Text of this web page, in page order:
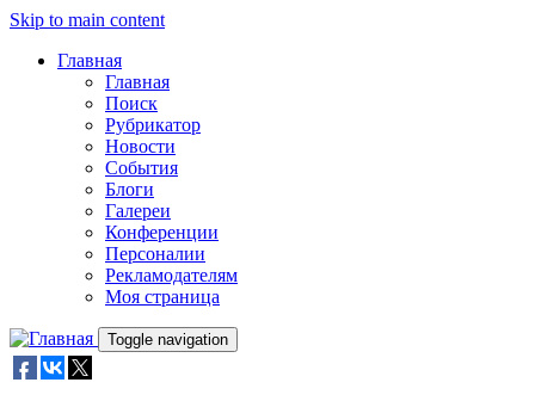
Skip to main content
Главная
Главная
Поиск
Рубрикатор
Новости
События
Блоги
Галереи
Конференции
Персоналии
Рекламодателям
Моя страница
Toggle navigation